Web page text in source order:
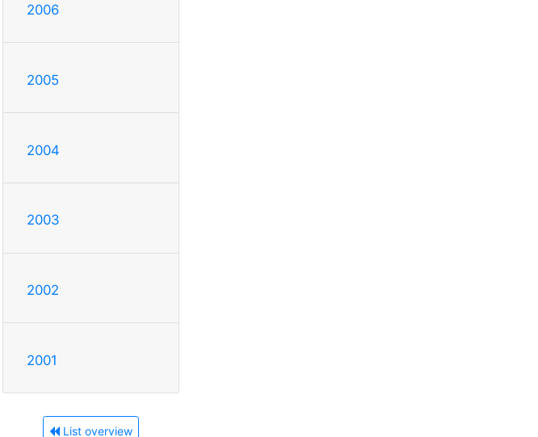
2006
2005
2004
2003
2002
2001
List overview